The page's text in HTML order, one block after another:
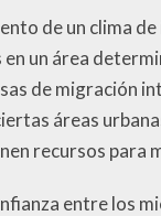
de un clima
un área
de migración
áreas
recursos para
entre los